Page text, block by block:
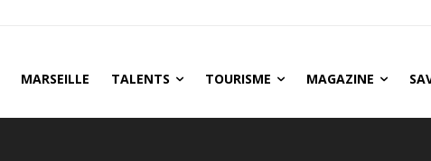
MARSEILLE TALENTS TOURISME MAGAZINE